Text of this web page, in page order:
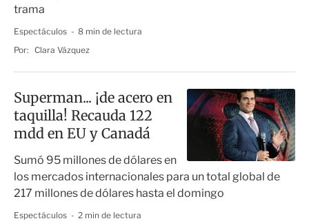
trama
Espectáculos
8 min de lectura
Por: Clara Vázquez
Superman... ¡de acero en
taquilla! Recauda 122
mdd en EU y Canadá
Sumó 95 millones de dólares en
los mercados internacionales para un total global de
217 millones de dólares hasta el domingo
Espectáculos
2 min de lectura